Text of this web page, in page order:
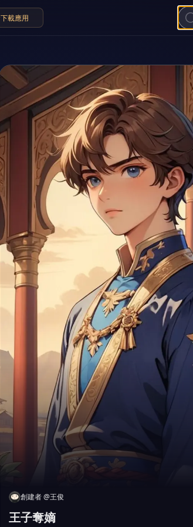
下載應用
創建者@王俊
王子奪嫡